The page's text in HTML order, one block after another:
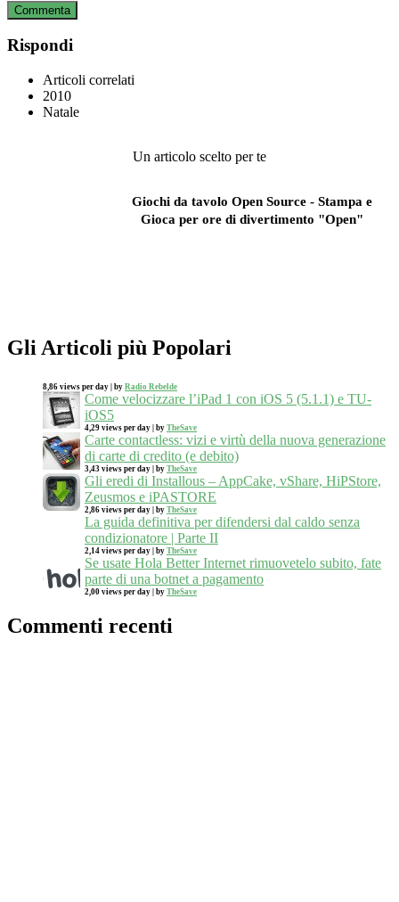
Commenta
Rispondi
Articoli correlati
2010
Natale
Un articolo scelto per te
Giochi da tavolo Open Source - Stampa e
Gioca per ore di divertimento "Open"
Gli Articoli più Popolari
8,86 views per day by Radio Rebelde
Come velocizzare l’iPad 1 con iOS 5 (5.1.1) e TU-
iOS5
4,29 views per day by TheSave
Carte contactless: vizi e virtù della nuova generazione
di carte di credito (e debito)
3,43 views per day by TheSave
Gli eredi di Installous – AppCake, vShare, HiPStore,
Zeusmos e iPASTORE
2,86 views per day by TheSave
La guida definitiva per difendersi dal caldo senza
condizionatore | Parte II
2,14 views per day by TheSave
Se usate Hola Better Internet rimuovetelo subito, fate
parte di una botnet a pagamento
2,00 views per day by TheSave
Commenti recenti